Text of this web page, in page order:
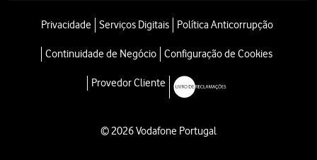
Privacidade Serviços Digitais Política Anticorrupção
Continuidade de Negócio Configuração de Cookies
Provedor Cliente
© 2026 Vodafone Portugal